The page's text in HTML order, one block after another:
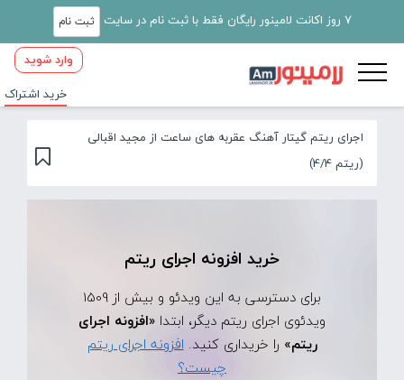
7 روز اکانت لامینور رایگان فقط با ثبت نام در سایت ثبت نام
وارد شوید
خرید اشتراک
اجرای ریتم گیتار آهنگ عقربه های ساعت از مجید اقبالی
(ریتم 4/4)
خرید افزونه اجرای ریتم
برای دسترسی به این ویدئو و بیش از 1509
ویدئوی اجرای ریتم دیگر، ابتدا «افزونه اجرای
ریتم» را خریداری کنید.افزونه اجرای ریتم
چیست؟